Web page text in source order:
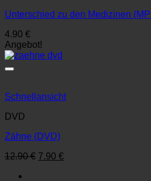
Unterschied zu den Medizinen
4.90 €
Angebot!
Schnellansicht
DVD
Zähne (DVD)
12.90€ Ursprünglicher
7.90 €